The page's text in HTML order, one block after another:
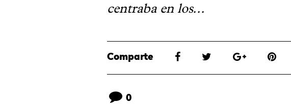
centraba en los...
Comparte
0